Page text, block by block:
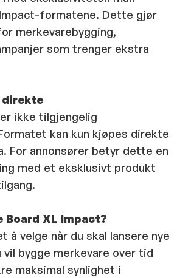
formatene. Dette gjør
merkevarebygging,
som trenger ekstra
direkte
ikke tilgjengelig
kan kun kjøpes direkte
For annonsører betyr dette en
med et eksklusivt produkt
Board XL Impact?
å velge når du skal lansere nye
vil bygge merkevare over tid
maksimal synlighet i